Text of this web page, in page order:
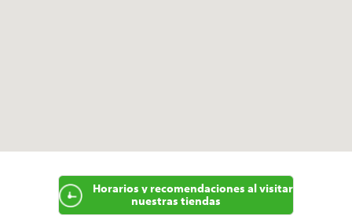
Horarios y recomendaciones al visitar
nuestras tiendas